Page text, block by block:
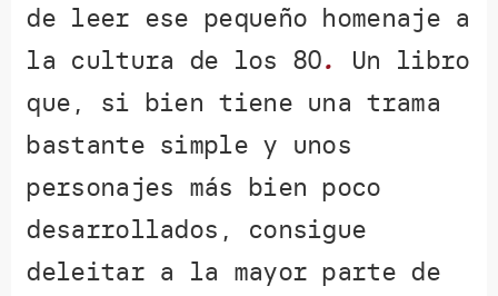
de leer ese pequeño homenaje a
la cultura de los 80.
Un libro
que, si bien tiene una trama
bastante simple y unos
personajes más bien poco
desarrollados, consigue
deleitar a la mayor parte de